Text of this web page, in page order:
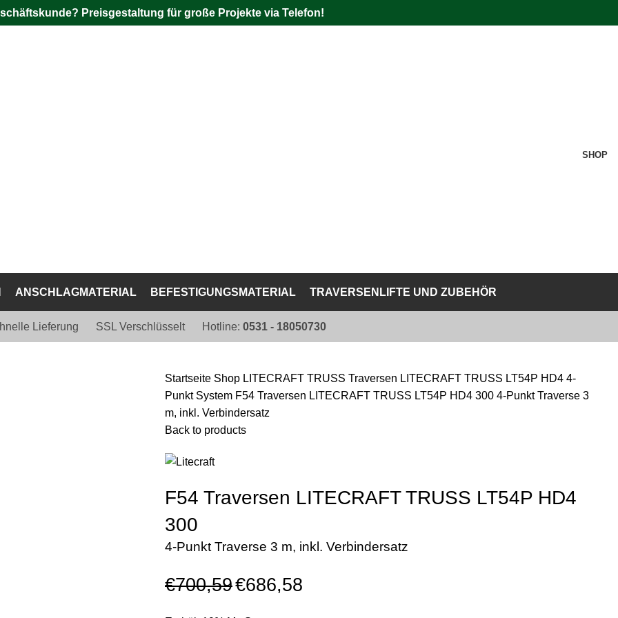
Preisgestaltung für große Projekte via Telefon!
SHOP
ANSCHLAGMATERIAL BEFESTIGUNGSMATERIAL TRAVERSENLIFTE UND ZUBEHÖR
Lieferung SSL Verschlüsselt Hotline: 0531 - 18050730
Startseite Shop LITECRAFT TRUSS Traversen LITECRAFT TRUSS LT54P HD4 4-
Punkt System F54 Traversen LITECRAFT TRUSS LT54P HD4 300 4-Punkt Traverse 3
m, inkl. Verbindersatz
Back to products
F54 Traversen LITECRAFT TRUSS LT54P HD4
300
4-Punkt Traverse 3 m, inkl. Verbindersatz
€700,59€686,58